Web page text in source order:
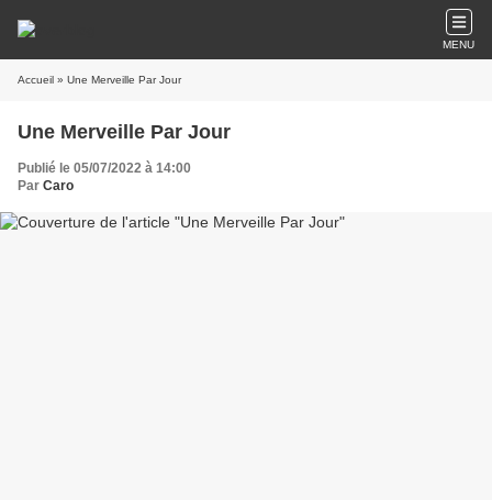
MENU
Accueil » Une Merveille Par Jour
Une Merveille Par Jour
Publié le 05/07/2022 à 14:00
Par Caro